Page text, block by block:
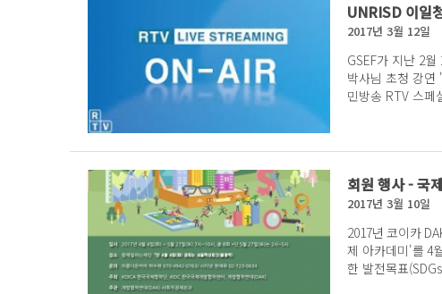
UNRISD 이일
2017년 3월 12일
GSEF가 지난 2
박사님 초청 강연
민방송 RTV 스페
회원 행사 - 국
2017년 3월 10일
2017년 코이카
제 아카데미'를 4월부
한 발전목표